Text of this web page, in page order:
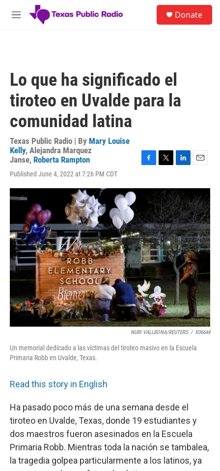
Skip to main content
M
Donate
Lo que ha significado el
tiroteo en Uvalde para la
comunidad latina
Texas Public Radio | By Mary Louise
Kelly, Alejandra Marquez
Janse, Roberta Rampton
Published June 4, 2022 at 7:26 PM CDT
F
c
o
k
T
i
t
e
r
L
n
k
e
d
I
n
E
a
i
l
NURI VALLBONA/REUTERS / X06644
Un memorial dedicado a las víctimas del tiroteo masivo en la Escuela
Primaria Robb en Uvalde, Texas.
Read this story in English
Ha pasado poco más de una semana desde el
tiroteo en Uvalde, Texas, donde 19 estudiantes y
dos maestros fueron asesinados en la Escuela
Primaria Robb. Mientras toda la nación se tambalea,
la tragedia golpea particularmente a los latinos, ya